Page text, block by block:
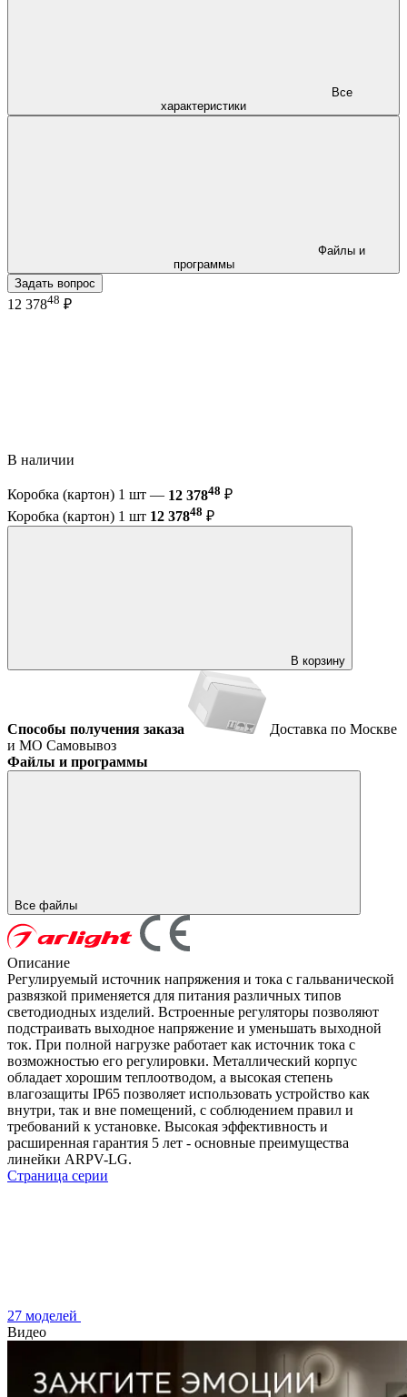
характеристики
программы
Задать вопрос
12 37848 ₽
В наличии
Коробка (картон) 1 шт — 12 37848 ₽
Коробка (картон) 1 шт 12 37848 ₽
В корзину
Способы получения заказа
Доставка по Москве
и МО Самовывоз
Файлы и программы
Все файлы
Описание
Регулируемый источник напряжения и тока с гальванической
развязкой применяется для питания различных типов
светодиодных изделий. Встроенные регуляторы позволяют
подстраивать выходное напряжение и уменьшать выходной
ток. При полной нагрузке работает как источник тока с
возможностью его регулировки. Металлический корпус
обладает хорошим теплоотводом, а высокая степень
влагозащиты IP65 позволяет использовать устройство как
внутри, так и вне помещений, с соблюдением правил и
требований к установке. Высокая эффективность и
расширенная гарантия 5 лет - основные преимущества
линейки ARPV-LG.
Страница серии
27 моделей
Видео